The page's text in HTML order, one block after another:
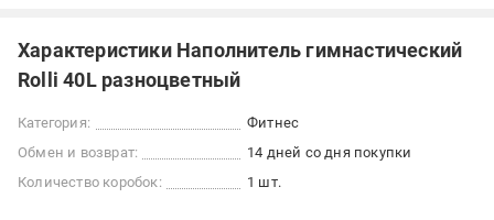
Характеристики Наполнитель гимнастический
Rolli 40L разноцветный
Категория:
Фитнес
Обмен и возврат:
14 дней со дня покупки
Количество коробок:
1 шт.